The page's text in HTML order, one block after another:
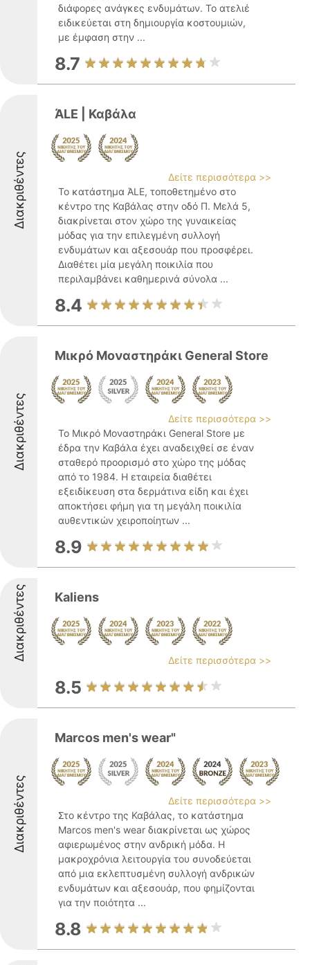
διάφορες ανάγκες ενδυμάτων. Το ατελιέ
ειδικεύεται στη δημιουργία κοστουμιών,
με έμφαση στην ...
8.7
Διακριθέντες
ΆLE | Καβάλα
Δείτε περισσότερα >>
Το κατάστημα ΆLE, τοποθετημένο στο
κέντρο της Καβάλας στην οδό Π. Μελά 5,
διακρίνεται στον χώρο της γυναικείας
μόδας για την επιλεγμένη συλλογή
ενδυμάτων και αξεσουάρ που προσφέρει.
Διαθέτει μία μεγάλη ποικιλία που
περιλαμβάνει καθημερινά σύνολα ...
8.4
Διακριθέντες
Μικρό Μοναστηράκι General Store
Δείτε περισσότερα >>
Το Μικρό Μοναστηράκι General Store με
έδρα την Καβάλα έχει αναδειχθεί σε έναν
σταθερό προορισμό στο χώρο της μόδας
από το 1984. Η εταιρεία διαθέτει
εξειδίκευση στα δερμάτινα είδη και έχει
αποκτήσει φήμη για τη μεγάλη ποικιλία
αυθεντικών χειροποίητων ...
8.9
Διακριθέντες Kaliens
Δείτε περισσότερα >>
8.5
Διακριθέντες
Marcos men's wear"
Δείτε περισσότερα >>
Στο κέντρο της Καβάλας, το κατάστημα
Marcos men's wear διακρίνεται ως χώρος
αφιερωμένος στην ανδρική μόδα. Η
μακροχρόνια λειτουργία του συνοδεύεται
από μια εκλεπτυσμένη συλλογή ανδρικών
ενδυμάτων και αξεσουάρ, που φημίζονται
για την ποιότητα ...
8.8